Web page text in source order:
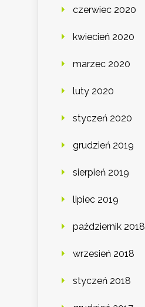
czerwiec 2020
kwiecień 2020
marzec 2020
luty 2020
styczeń 2020
grudzień 2019
sierpień 2019
lipiec 2019
październik 2018
wrzesień 2018
styczeń 2018